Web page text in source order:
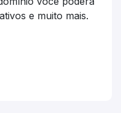
e muito mais.